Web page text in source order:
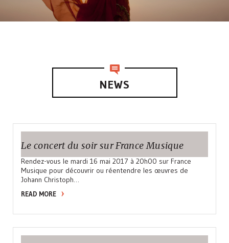
NEWS
Le concert du soir sur France Musique
Rendez-vous le mardi 16 mai 2017 à 20h00 sur France
Musique pour découvrir ou réentendre les œuvres de
Johann Christoph…
READ MORE